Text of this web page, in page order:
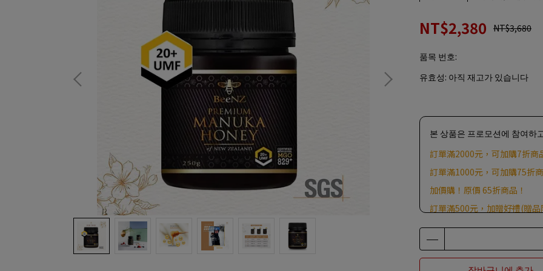
NT$2,380 NT$3,680
품목 번호:
유효성: 아직 재고가 있습니다
본 상품은 프로모션에 참여하
訂單滿2000元，可加購7折商
訂單滿1000元，可加購75折
加價購！原價 65折商品！
訂單滿500元，加贈好禮(贈